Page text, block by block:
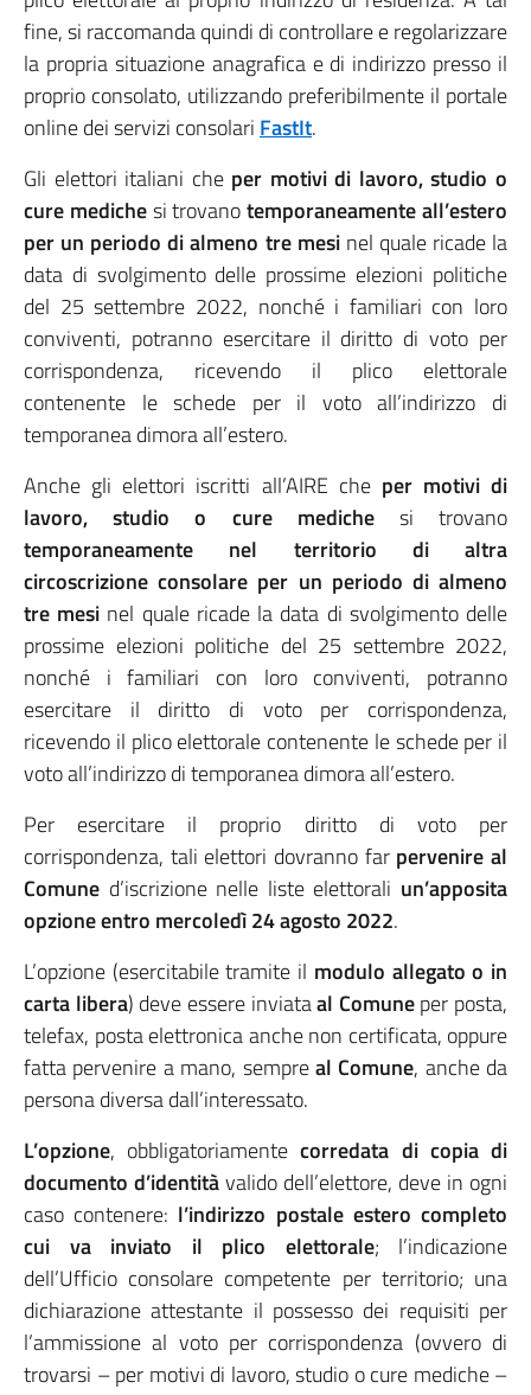
fine, si raccomanda quindi di controllare e regolarizzare
la propria situazione anagrafica e di indirizzo presso il
proprio consolato, utilizzando preferibilmente il portale
online dei servizi consolari FastIt.
Gli elettori italiani che per motivi di lavoro, studio o
cure medichesi trovanotemporaneamente all’estero
per un periodo di almeno tre mesinel quale ricade la
data di svolgimento delle prossime elezioni politiche
del 25 settembre 2022, nonché i familiari con loro
conviventi, potranno esercitare il diritto di voto per
corrispondenza, ricevendo il plico elettorale
contenente le schede per il voto all’indirizzo di
temporanea dimora all’estero.
Anche gli elettori iscritti all’AIRE che per motivi di
lavoro, studio o cure medichesi trovano
temporaneamente nel territorio di altra
circoscrizione consolare per un periodo di almeno
tre mesi nel quale ricade la data di svolgimento delle
prossime elezioni politiche del 25 settembre 2022,
nonché i familiari con loro conviventi, potranno
esercitare il diritto di voto per corrispondenza,
ricevendo il plico elettorale contenente le schede per il
voto all’indirizzo di temporanea dimora all’estero.
Per esercitare il proprio diritto di voto per
corrispondenza, tali elettori dovranno far pervenire al
Comune d’iscrizione nelle liste elettorali un’apposita
opzione entro mercoledì 24 agosto 2022.
L’opzione (esercitabile tramite il modulo allegato o in
carta libera) deve essere inviataal Comuneper posta,
telefax, posta elettronica anche non certificata, oppure
fatta pervenire a mano, sempreal Comune, anche da
persona diversa dall’interessato.
L’opzione, obbligatoriamentecorredata di copia di
documento d’identitàvalido dell’elettore, deve in ogni
caso contenere: l’indirizzo postale estero completo
cui va inviato il plico elettorale; l’indicazione
dell’Ufficio consolare competente per territorio; una
dichiarazione attestante il possesso dei requisiti per
l’ammissione al voto per corrispondenza (ovvero di
trovarsi – per motivi di lavoro, studio o cure mediche –